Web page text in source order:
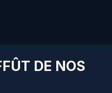
DE NOS